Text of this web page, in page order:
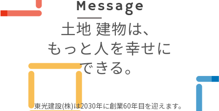
土地 建物は、
もっと人を幸せに
できる。
東光建設(株)は2030年に創業60年目を迎えます。